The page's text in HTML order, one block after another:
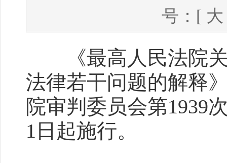
号：[ 大
《最高人民法院关
法律若干问题的解释
院审判委员会第1939
1日起施行。